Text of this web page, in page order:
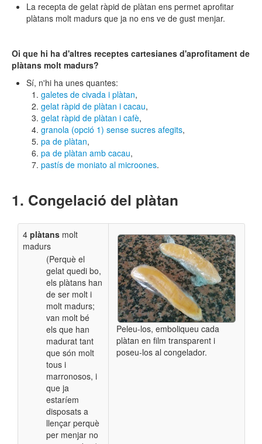
La recepta de gelat ràpid de plàtan ens permet aprofitar
plàtans molt madurs que ja no ens ve de gust menjar.
Oi que hi ha d'altres receptes cartesianes d'aprofitament de
plàtans molt madurs?
Sí, n'hi ha unes quantes:
galetes de civada i plàtan,
gelat ràpid de plàtan i cacau,
gelat ràpid de plàtan i cafè,
granola (opció 1) sense sucres afegits,
pa de plàtan,​
pa de plàtan amb cacau,
pastís de moniato al microones.
Congelació del plàtan
4 plàtansmolt
madurs
(Perquè el
gelat quedi bo,
els plàtans han
de ser molt i
molt madurs;
van molt bé
els que han
madurat tant
que són molt
tous i
marronosos, i
que ja
estaríem
disposats a
llençar perquè
per menjar no
Peleu-los, emboliqueu cada
plàtan en film transparent i
poseu-los al congelador.